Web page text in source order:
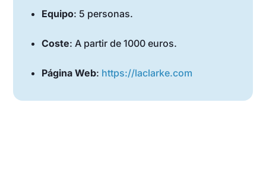
Equipo: 5 personas.
Coste: A partir de 1000 euros.
Página Web: https://laclarke.com